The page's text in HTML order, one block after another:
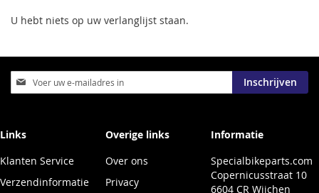
U hebt niets op uw verlanglijst staan.
Abonneer
u
nieuwsbrief
Inschrijven
Links
Klanten Service
Verzendinformatie
Overige links
Over ons
Privacy
Informatie
Specialbikeparts.com
Copernicusstraat 10
6604 CR Wijchen